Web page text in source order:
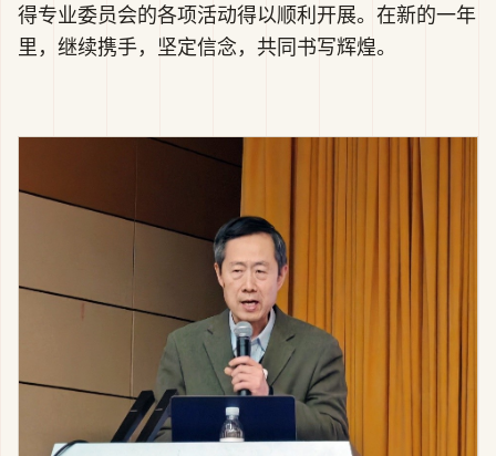
得专业委员会的各项活动得以顺利开展。在新的一年
里，继续携手，坚定信念，共同书写辉煌。